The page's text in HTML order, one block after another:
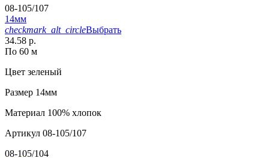
08-105/107
14мм
checkmark_alt_circleВыбрать
34.58 р.
По 60 м
Цвет зеленый
Размер 14мм
Материал 100% хлопок
Артикул 08-105/107
08-105/104